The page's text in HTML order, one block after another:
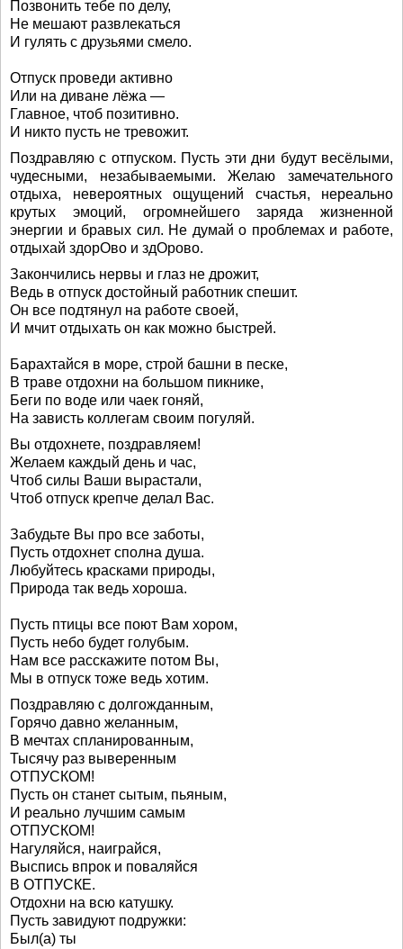
Позвонить тебе по делу,
Не мешают развлекаться
И гулять с друзьями смело.
Отпуск проведи активно
Или на диване лёжа —
Главное, чтоб позитивно.
И никто пусть не тревожит.
Поздравляю с отпуском. Пусть эти дни будут весёлыми,
чудесными, незабываемыми. Желаю замечательного
отдыха, невероятных ощущений счастья, нереально
крутых эмоций, огромнейшего заряда жизненной
энергии и бравых сил. Не думай о проблемах и работе,
отдыхай здорОво и здОрово.
Закончились нервы и глаз не дрожит,
Ведь в отпуск достойный работник спешит.
Он все подтянул на работе своей,
И мчит отдыхать он как можно быстрей.
Барахтайся в море, строй башни в песке,
В траве отдохни на большом пикнике,
Беги по воде или чаек гоняй,
На зависть коллегам своим погуляй.
Вы отдохнете, поздравляем!
Желаем каждый день и час,
Чтоб силы Ваши вырастали,
Чтоб отпуск крепче делал Вас.
Забудьте Вы про все заботы,
Пусть отдохнет сполна душа.
Любуйтесь красками природы,
Природа так ведь хороша.
Пусть птицы все поют Вам хором,
Пусть небо будет голубым.
Нам все расскажите потом Вы,
Мы в отпуск тоже ведь хотим.
Поздравляю с долгожданным,
Горячо давно желанным,
В мечтах спланированным,
Тысячу раз выверенным
ОТПУСКОМ!
Пусть он станет сытым, пьяным,
И реально лучшим самым
ОТПУСКОМ!
Нагуляйся, наиграйся,
Выспись впрок и поваляйся
В ОТПУСКЕ.
Отдохни на всю катушку.
Пусть завидуют подружки:
Был(а) ты